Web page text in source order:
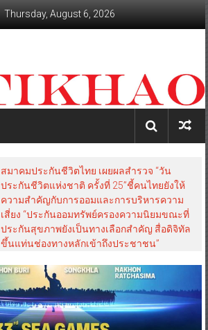
Thursday, August 6, 2026
สมาคมประกันชีวิตไทย เผยผลสำรวจ “วัน
ประกันชีวิตแห่งชาติ ครั้งที่ 25”ชี้คนไทยยังให้
ความสำคัญกับการออมและการบริหารความ
เสี่ยง “ประกันออมทรัพย์ครองความนิยมขณะที่
ประกันสุขภาพยังเป็นทางเลือกสำคัญ สื่อดิจิทัล
ขึ้นแท่นช่องทางหลักเข้าถึงประชาชน”